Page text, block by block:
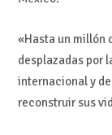
«Hasta un millón
desplazadas por
internacional y
reconstruir sus